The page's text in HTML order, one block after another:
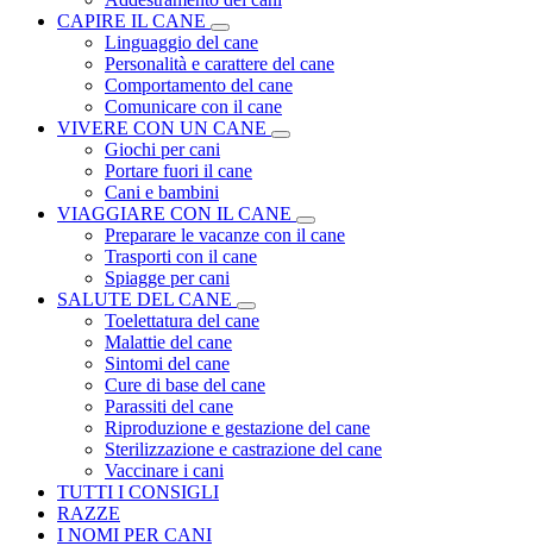
CAPIRE IL CANE
Linguaggio del cane
Personalità e carattere del cane
Comportamento del cane
Comunicare con il cane
VIVERE CON UN CANE
Giochi per cani
Portare fuori il cane
Cani e bambini
VIAGGIARE CON IL CANE
Preparare le vacanze con il cane
Trasporti con il cane
Spiagge per cani
SALUTE DEL CANE
Toelettatura del cane
Malattie del cane
Sintomi del cane
Cure di base del cane
Parassiti del cane
Riproduzione e gestazione del cane
Sterilizzazione e castrazione del cane
Vaccinare i cani
TUTTI I CONSIGLI
RAZZE
I NOMI PER CANI